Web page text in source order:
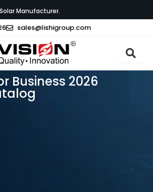
Manufacturer.
sales@lishigroup.com
Business 2026